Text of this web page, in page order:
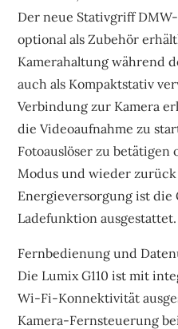
Der neue Stativgriff
optional als Zubehör
Kamerahaltung während
auch als Kompaktstativ
Verbindung zur Kamera
die Videoaufnahme zu
Fotoauslöser zu
Modus und wieder
Energieversorgung ist die
Ladefunktion ausgestattet.
Fernbedienung und
Die Lumix G110 ist mit
Wi-Fi-Konnektivität
Kamera-Fernsteuerung